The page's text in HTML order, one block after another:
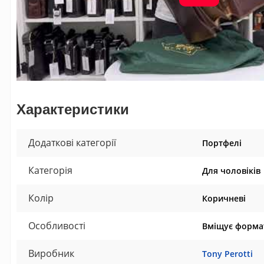
Характеристики
Додаткові категорії Портфелі
Категорія Для чоловіків
Колір Коричневі
Особливості Вміщує
Виробник Tony Perotti